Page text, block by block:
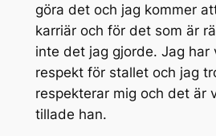
göra det och jag kommer
karriär och för det som är
inte det jag gjorde. Jag har
respekt för stallet och jag
respekterar mig och det är
tillade han.